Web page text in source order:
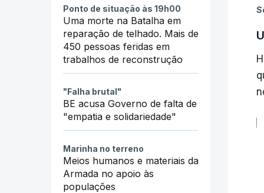
Ponto de situação às 19h00
Uma morte na Batalha em
reparação de telhado. Mais de
450 pessoas feridas em
trabalhos de reconstrução
"Falha brutal"
BE acusa Governo de falta de
"empatia e solidariedade"
Marinha no terreno
Meios humanos e materiais da
Armada no apoio às
populações